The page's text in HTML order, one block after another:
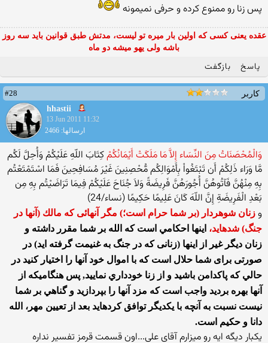
پس زنا رو ممنوع كرده و حرفی نمیمونه
عقده یعنی کسی که اولین بار میره تو لیست، مدتش طبق قوانین باید سه روز
باشه ولی یهو میشه دو ماه
پاسخ بازگفت
کاربر
#28
hhastii
13 Jun 2011 11:32
ارسالها: 2466
وَالْمُحْصَنَاتُ مِنَ النِّسَاء إِلاَّ مَا مَلَكَتْ أَيْمَانُكُمْكِتَابَ اللّهِ عَلَيْكُمْ وَأُحِلَّ لَكُم
مَّا وَرَاء ذَلِكُمْ أَن تَبْتَغُواْ بِأَمْوَالِكُم مُّحْصِنِينَ غَيْرَ مُسَافِحِينَ فَمَا اسْتَمْتَعْتُم
بِهِ مِنْهُنَّ فَآتُوهُنَّ أُجُورَهُنَّ فَرِيضَةً وَلاَ جُنَاحَ عَلَيْكُمْ فِيمَا تَرَاضَيْتُم بِهِ مِن
بَعْدِ الْفَرِيضَةِ إِنَّ اللّهَ كَانَ عَلِيمًا حَكِيمًا (نساء/24)
و زنان شوهردار (بر شما حرام است؛) مگر آنهائی كه مالك (آنها در
جنگ) شده‏ايد، اينها احكامي است كه الله بر شما مقرر داشته و
زنان ديگر غير از اينها (زنانی که در جنگ به غنیمت گرفته اید) در
صورتی برای شما حلال است كه با اموال خود آنها را اختيار كنيد در
حالي كه پاكدامن باشيد و از زنا خودداري نماييد, پس هنگامیکه از
آنها بهره بردید واجب است که مزد آنها را بپردازيد و گناهي بر شما
نيست نسبت به آنچه با يكديگر توافق كرده‏ايد بعد از تعيين مهر، الله
دانا و حكيم است.
یکبار دیگه ایه رو میزارم آقای علی...اون قسمت قرمز تفسیر نداره